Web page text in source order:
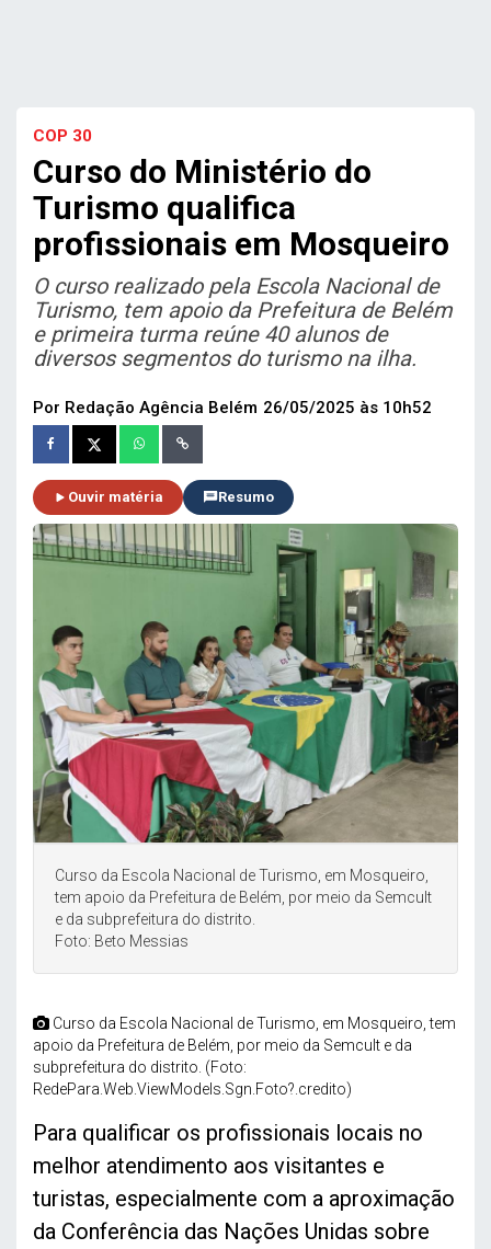
COP 30
Curso do Ministério do
Turismo qualifica
profissionais em Mosqueiro
O curso realizado pela Escola Nacional de
Turismo, tem apoio da Prefeitura de Belém
e primeira turma reúne 40 alunos de
diversos segmentos do turismo na ilha.
Por Redação Agência Belém 26/05/2025 às 10h52
Ouvir matéria Resumo
Curso da Escola Nacional de Turismo, em Mosqueiro,
tem apoio da Prefeitura de Belém, por meio da Semcult
e da subprefeitura do distrito.
Foto: Beto Messias
Curso da Escola Nacional de Turismo, em Mosqueiro, tem
apoio da Prefeitura de Belém, por meio da Semcult e da
subprefeitura do distrito. (Foto:
RedePara.Web.ViewModels.Sgn.Foto?.credito)
Para qualificar os profissionais locais no
melhor atendimento aos visitantes e
turistas, especialmente com a aproximação
da Conferência das Nações Unidas sobre